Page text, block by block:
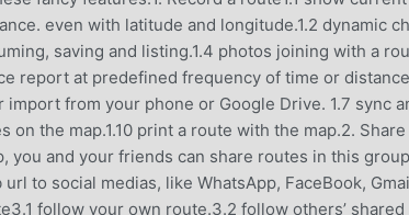
even with latitude and longitude.1.2 dynamic
saving and listing.1.4 photos joining with a
report at predefined frequency of time or distance
from your phone or Google Drive. 1.7 sync
the map.1.10 print a route with the map.2. Share
and your friends can share routes in this
to social medias, like WhatsApp, FaceBook,
follow your own route.3.2 follow others’ shared